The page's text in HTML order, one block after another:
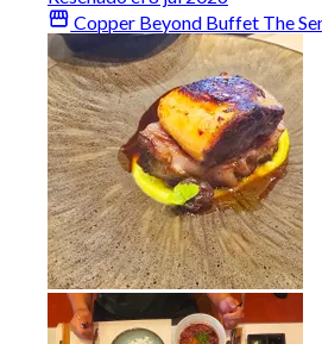
Copper Beyond Buffet The